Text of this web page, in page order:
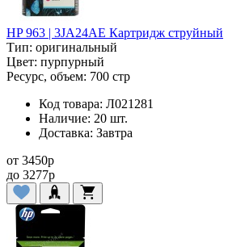
HP 963 | 3JA24AE Картридж струйный
Тип: оригинальный
Цвет: пурпурный
Ресурс, объем: 700 стр
Код товара: Л021281
Наличие: 20 шт.
Доставка: Завтра
от 3450p
до 3277p